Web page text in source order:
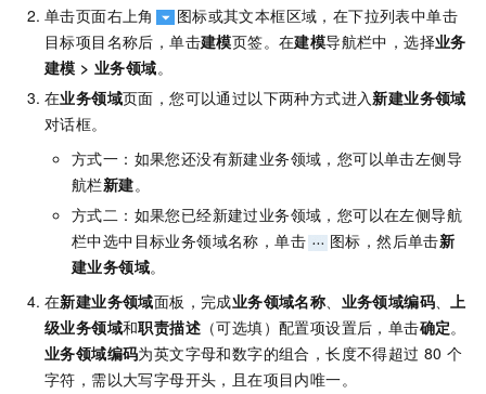
单击页面右上角
图标或其文本框区域，在下拉列表中单击
目标项目名称后，单击建模页签。在建模导航栏中，选择业务
建模 >业务领域。
在业务领域页面，您可以通过以下两种方式进入 新建业务领域
对话框。
方式一：如果您还没有新建业务领域，您可以单击左侧导
航栏新建。
方式二：如果您已经新建过业务领域，您可以在左侧导航
栏中选中目标业务领域名称，单击
图标，然后单击新
建业务领域。
在新建业务领域面板，完成业务领域名称 业务领域编码
上
级业务领域和职责描述 （可选填）配置项设置后，单击确定。
业务领域编码为英文字母和数字的组合 ，长度不得超过 80 个
字符，需以大写字母开头，且在项目内唯一。